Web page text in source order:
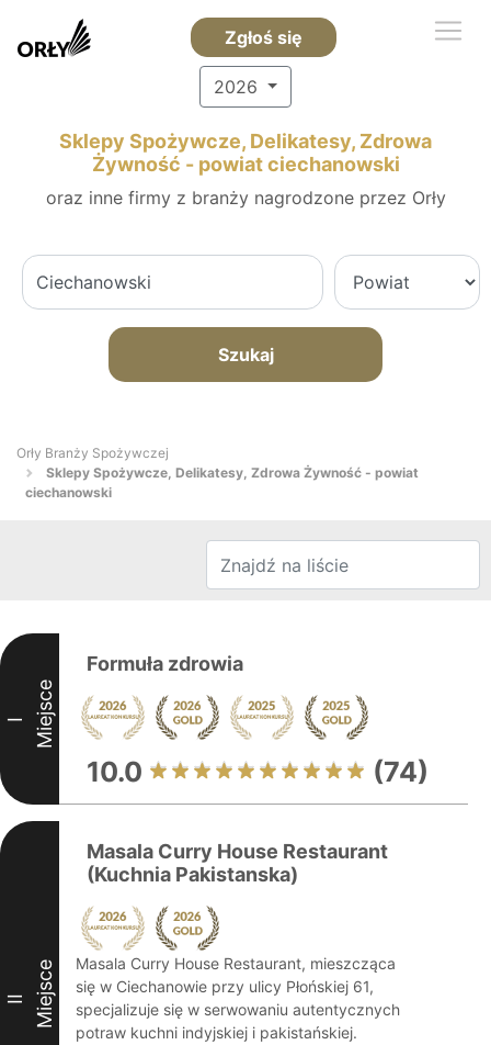
Zgłoś się
2026
Sklepy Spożywcze, Delikatesy, Zdrowa
Żywność - powiat ciechanowski
oraz inne firmy z branży nagrodzone przez Orły
Szukaj
Orły Branży Spożywczej
Sklepy Spożywcze, Delikatesy, Zdrowa Żywność - powiat
ciechanowski
I Miejsce
Formuła zdrowia
10.0 (74)
II Miejsce
Masala Curry House Restaurant
(Kuchnia Pakistanska)
Masala Curry House Restaurant, mieszcząca
się w Ciechanowie przy ulicy Płońskiej 61,
specjalizuje się w serwowaniu autentycznych
potraw kuchni indyjskiej i pakistańskiej.